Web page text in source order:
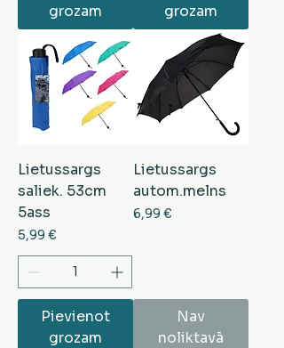
grozam
grozam
Lietussargs
saliek. 53cm
5ass
Cena
5,99 €
Pievienot
grozam
Lietussargs
autom.melns
Cena
6,99 €
Nav
noliktavā